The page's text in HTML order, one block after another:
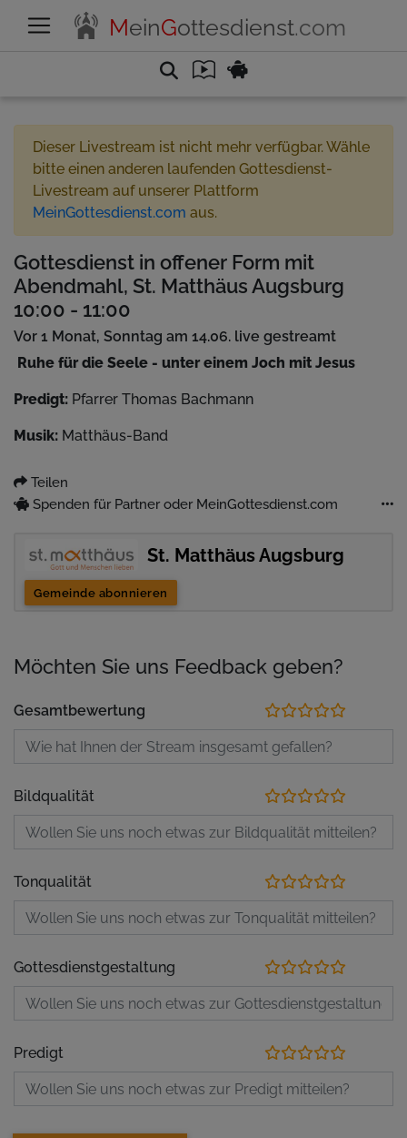
MeinGottesdienst.com
Dieser Livestream ist nicht mehr verfügbar. Wähle
bitte einen anderen laufenden Gottesdienst-
Livestream auf unserer Plattform
MeinGottesdienst.com aus.
Gottesdienst in offener Form mit
Abendmahl, St. Matthäus Augsburg
10:00 - 11:00
Vor 1 Monat, Sonntag am 14.06. live gestreamt
Ruhe für die Seele - unter einem Joch mit Jesus
Predigt: Pfarrer Thomas Bachmann
Musik: Matthäus-Band
Teilen
Spenden für Partner oder MeinGottesdienst.com
St. Matthäus Augsburg
Gemeinde abonnieren
Möchten Sie uns Feedback geben?
Gesamtbewertung
Bildqualität
Tonqualität
Gottesdienstgestaltung
Predigt